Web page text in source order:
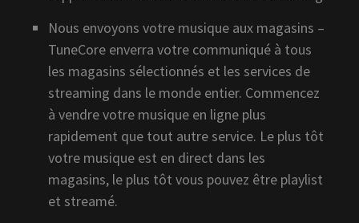
Nous envoyons votre musique aux magasins –
TuneCore enverra votre communiqué à tous
les magasins sélectionnés et les services de
streaming dans le monde entier. Commencez
à vendre votre musique en ligne plus
rapidement que tout autre service. Le plus tôt
votre musique est en direct dans les
magasins, le plus tôt vous pouvez être playlist
et streamé.